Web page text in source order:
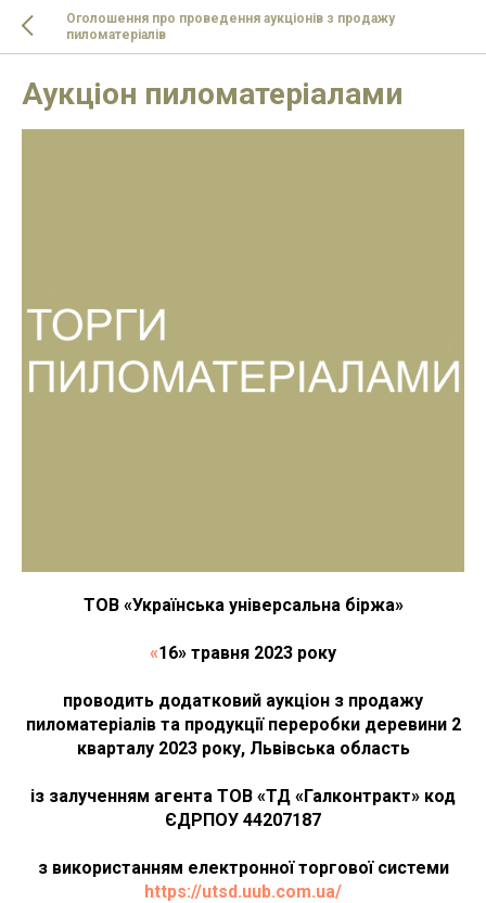
Оголошення про проведення аукціонів з продажу
пиломатеріалів
Аукціон пиломатеріалами
ТОВ «Українська універсальна біржа»
«16» травня 2023 року
проводить додатковий аукціон з продажу
пиломатеріалів та продукції переробки деревини 2
кварталу 2023 року, Львівська область
із залученням агента ТОВ «ТД «Галконтракт» код
ЄДРПОУ 44207187
з використанням електронної торгової системи
https://utsd.uub.com.ua/